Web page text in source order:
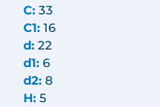
C: 33
C1: 16
d: 22
d1: 6
d2: 8
H: 5